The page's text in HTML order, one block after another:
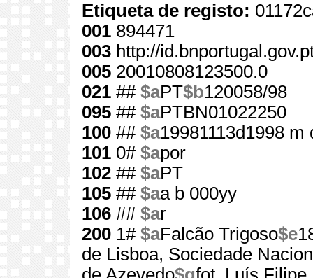
Etiqueta de registo:
001 894471
003 http://
005 20010808123500.0
021 ## $aPT$b120058/98
095 ## $aPTBN01022250
100 ## $a19981113d1998 m
101 0# $apor
102 ## $aPT
105 ## $aa b 000yy
106 ## $ar
200 1# $aFalcão Trigoso$e
de Lisboa, Sociedade